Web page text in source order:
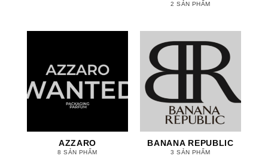
2 SẢN PHẨM
AZZARO
8 SẢN PHẨM
BANANA REPUBLIC
3 SẢN PHẨM